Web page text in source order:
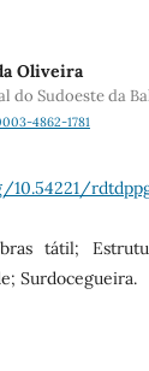
Oliveira
do Sudoeste da
4862-1781
tátil;
Surdocegueira.